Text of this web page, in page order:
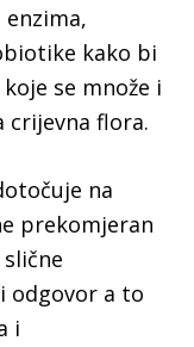
kako bi
se množe i
crijevna flora.
na
prekomjeran
odgovor a to
i